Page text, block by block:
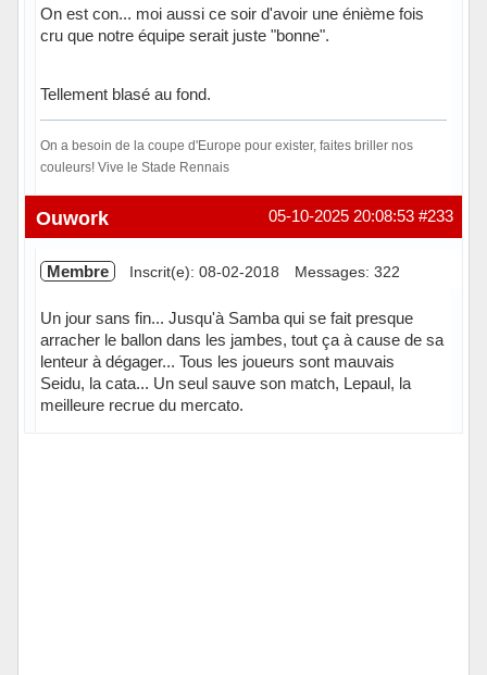
On est con... moi aussi ce soir d'avoir une énième fois
cru que notre équipe serait juste "bonne".
Tellement blasé au fond.
On a besoin de la coupe d'Europe pour exister, faites briller nos
couleurs! Vive le Stade Rennais
En ligne #233
05-10-2025 20:08:53
Ouwork
Membre Inscrit(e): 08-02-2018 Messages: 322
Un jour sans fin... Jusqu'à Samba qui se fait presque
arracher le ballon dans les jambes, tout ça à cause de sa
lenteur à dégager... Tous les joueurs sont mauvais
Seidu, la cata... Un seul sauve son match, Lepaul, la
meilleure recrue du mercato.